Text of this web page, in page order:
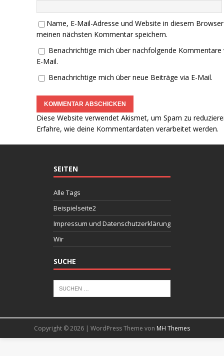
Name, E-Mail-Adresse und Website in diesem
meinen nächsten Kommentar speichern.
Benachrichtige mich über nachfolgende Kommentare
E-Mail.
Benachrichtige mich über neue Beiträge via E-Mail.
Diese Website verwendet Akismet, um Spam zu
Erfahre, wie deine Kommentardaten verarbeitet werden.
SEITEN
Alle Tags
Beispielseite2
Impressum und Datenschutzerklärung
Wir
SUCHE
Copyright © 2026 | WordPress Theme von MH Themes